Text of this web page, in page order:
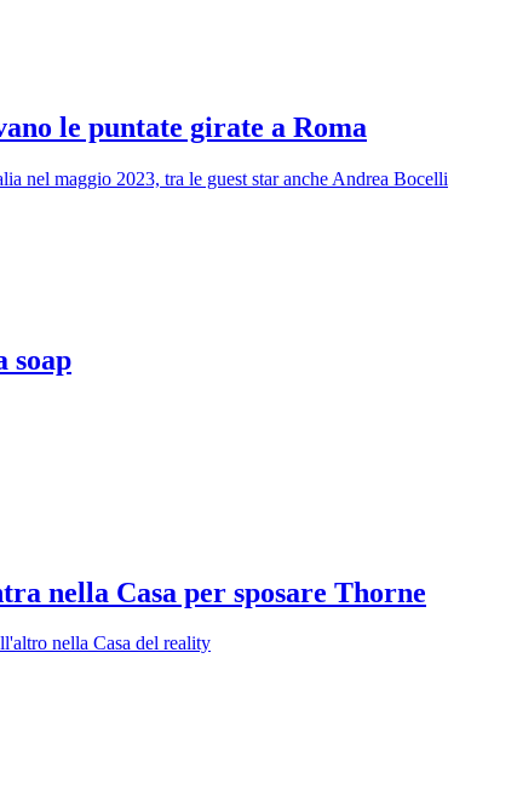
le puntate girate a Roma
nel maggio 2023, tra le guest star anche Andrea Bocelli
soap
nella Casa per sposare Thorne
nella Casa del reality